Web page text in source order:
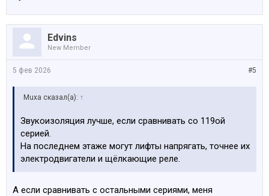
Edvins
New Member
#5
5 фев 2026
Muxa сказал(а): ↑
Звукоизоляция лучше, если сравнивать со 119ой
серией.
На последнем этаже могут лифты напрягать, точнее их
электродвигатели и щёлкающие реле.
А если сравнивать с остальными сериями, меня